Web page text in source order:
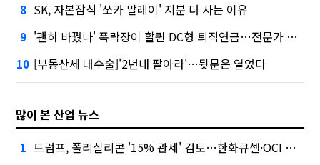
8 SK, 자본잠식 '쏘카 말레이' 지분 더 사는 이유
9 '괜히 바꿨나' 폭락장이 할퀸 DC형 퇴직연금…전문가 조언은
10 [부동산세 대수술]'2년내 팔아라'…뒷문은 열었다
많이 본 산업 뉴스
1 트럼프, 폴리실리콘 '15% 관세' 검토…한화큐셀·OCI 영향은?